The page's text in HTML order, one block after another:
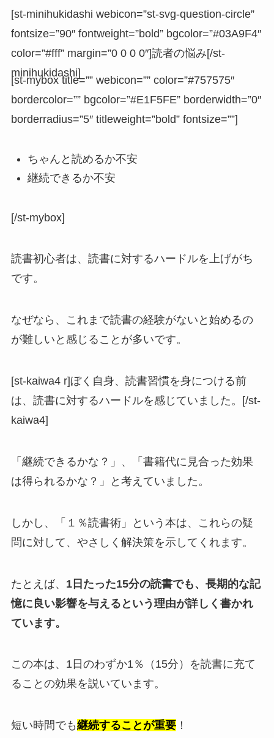
[st-minihukidashi webicon=”st-svg-question-circle”
fontsize=”90″ fontweight=”bold” bgcolor=”#03A9F4″
color=”#fff” margin=”0 0 0 0″]読者の悩み[/st-
minihukidashi]
[st-mybox title=”” webicon=”” color=”#757575″
bordercolor=”” bgcolor=”#E1F5FE” borderwidth=”0″
borderradius=”5″ titleweight=”bold” fontsize=””]
ちゃんと読めるか不安
継続できるか不安
[/st-mybox]
読書初心者は、読書に対するハードルを上げがち
です。
なぜなら、これまで読書の経験がないと始めるの
が難しいと感じることが多いです。
[st-kaiwa4 r]ぼく自身、読書習慣を身につける前
は、読書に対するハードルを感じていました。[/st-
kaiwa4]
「継続できるかな？」、「書籍代に見合った効果
は得られるかな？」と考えていました。
しかし、「１％読書術」という本は、これらの疑
問に対して、やさしく解決策を示してくれます。
たとえば、 1日たった15分の読書でも、長期的な記
憶に良い影響を与えるという理由が詳しく書かれ
ています。
この本は、1日のわずか1％（15分）を読書に充て
ることの効果を説いています。
短い時間でも継続することが重要！